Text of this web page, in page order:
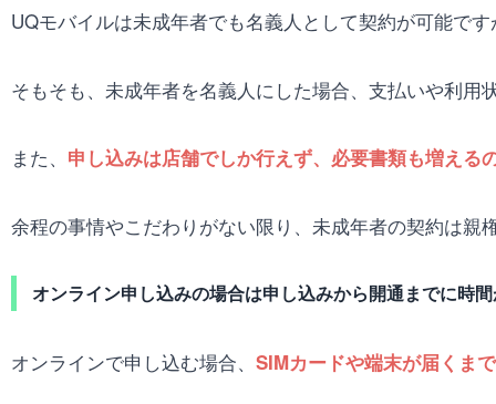
UQモバイルは未成年者でも名義人として契約が可能です
そもそも、未成年者を名義人にした場合、支払いや利
また、 申し込みは店舗でしか行えず、必要書類も増える
余程の事情やこだわりがない限り、未成年者の契約は親
オンライン申し込みの場合は申し込みから開通までに時
オンラインで申し込む場合、 SIMカードや端末が届くま